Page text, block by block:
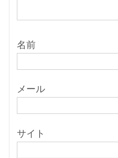
名前
メール
サイト